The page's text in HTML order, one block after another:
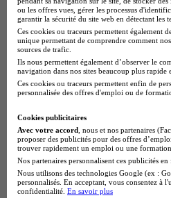
59 avis
Cergy
ou les offres vues, gérer les processus
garantir la sécurité du site web en détectant les
Ces cookies ou traceurs permettent également
unique permettant de comprendre comment
sources de trafic.
Ils nous permettent également d’observer le
navigation dans nos sites beaucoup plus rapide
Ces cookies ou traceurs permettent enfin de
personnalisée des offres d'emploi ou de
Cookies publicitaires
Avec votre accord , nous et nos partenaires
proposer des publicités pour des offres
trouver rapidement un emploi ou une formation.
Nos partenaires personnalisent ces publicités
Nous utilisons des technologies Google (ex :
personnalisés. En acceptant, vous consentez
confidentialité. En savoir plus